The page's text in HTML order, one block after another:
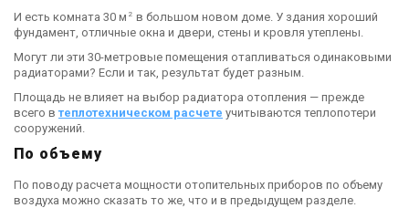
И есть комната 30 м 2 в большом новом доме. У здания хороший
фундамент, отличные окна и двери, стены и кровля утеплены.
Могут ли эти 30-метровые помещения отапливаться одинаковыми
радиаторами? Если и так, результат будет разным.
Площадь не влияет на выбор радиатора отопления — прежде
всего втеплотехническом расчете учитываются теплопотери
сооружений.
По объему
По поводу расчета мощности отопительных приборов по объему
воздуха можно сказать то же, что и в предыдущем разделе.